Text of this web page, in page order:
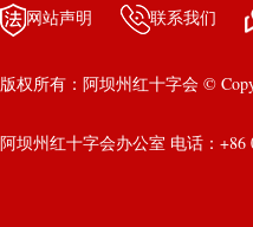
网站声明 联系我们
版权所有：阿坝州红十字会 ©
阿坝州红十字会办公室 电话：+86